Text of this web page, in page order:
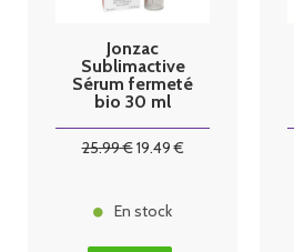
Jonzac
Sublimactive
Sérum fermeté
bio 30 ml
25.99€19.49€
En stock